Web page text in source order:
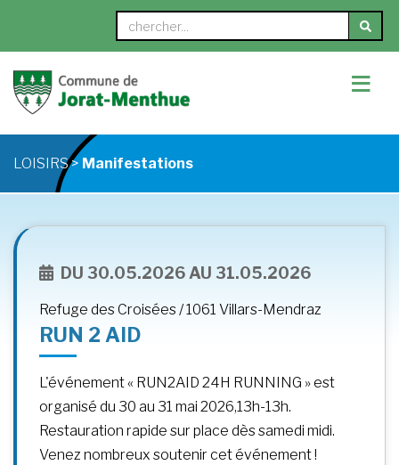
≡
LOISIRS > Manifestations
DU 30.05.2026 AU 31.05.2026
Refuge des Croisées / 1061 Villars-Mendraz
RUN 2 AID
L'événement « RUN2AID 24H RUNNING » est
organisé du 30 au 31 mai 2026,13h-13h.
Restauration rapide sur place dès samedi midi.
Venez nombreux soutenir cet événement !